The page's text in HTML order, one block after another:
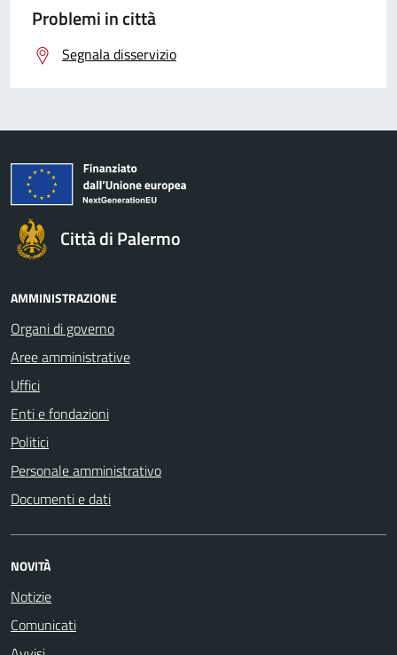
Problemi in città
Segnala disservizio
Città di Palermo
AMMINISTRAZIONE
Organi di governo
Aree amministrative
Uffici
Enti e fondazioni
Politici
Personale amministrativo
Documenti e dati
NOVITÀ
Notizie
Comunicati